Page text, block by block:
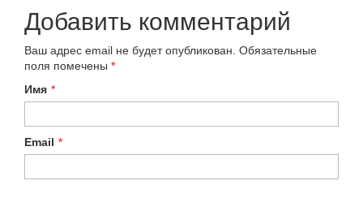
Добавить комментарий
Ваш адрес email не будет опубликован. Обязательные
поля помечены *
Имя *
Email *